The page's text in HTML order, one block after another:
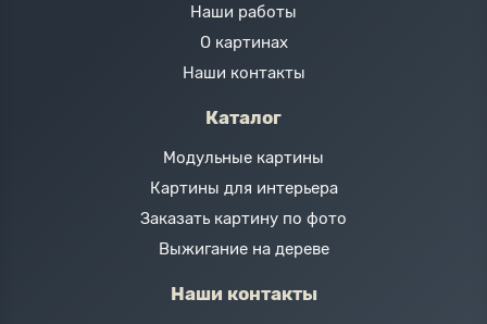
Наши работы
О картинах
Наши контакты
Каталог
Модульные картины
Картины для интерьера
Заказать картину по фото
Выжигание на дереве
Наши контакты